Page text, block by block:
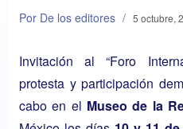
Por De los editores / 5 octubre,
Invitación al “Foro
protesta y participación
cabo en el Museo de la